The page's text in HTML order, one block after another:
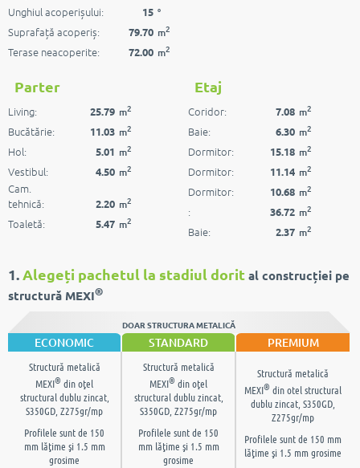
Unghiul acoperișului: 15 °
Suprafață acoperiș: 79.70 m2
Terase neacoperite: 72.00 m2
Parter
Living: 25.79 m2
Bucătărie: 11.03 m2
Hol: 5.01 m2
Vestibul: 4.50 m2
Cam.
tehnică:
2.20 m2
Toaletă: 5.47 m2
Etaj
Coridor: 7.08 m2
Baie: 6.30 m2
Dormitor: 15.18 m2
Dormitor: 11.14 m2
Dormitor: 10.68 m2
: 36.72 m2
Baie: 2.37 m2
1.Alegeți pachetul la stadiul dorit al construcției pe
structură MEXI®
DOAR STRUCTURA METALICĂ
ECONOMIC STANDARD PREMIUM
Structură metalică
MEXI® din oţel
structural dublu zincat,
S350GD, Z275gr/mp
Profilele sunt de 150
mm lăţime şi 1.5 mm
grosime
Structură metalică
MEXI® din oţel
structural dublu zincat,
S350GD, Z275gr/mp
Profilele sunt de 150
mm lăţime şi 1.5 mm
grosime
Structură metalică
MEXI® din otel structural
dublu zincat, S350GD,
Z275gr/mp
Profilele sunt de 150 mm
lăţime şi 1.5 mm grosime